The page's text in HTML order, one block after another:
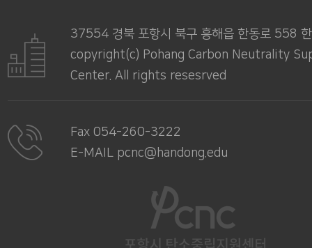
37554 경북 포항시 북구 흥해읍 한동로 558
copyright(c) Pohang Carbon Neutrality
Center. All rights resesrved
Fax 054-260-3222
E-MAIL pcnc@handong.edu